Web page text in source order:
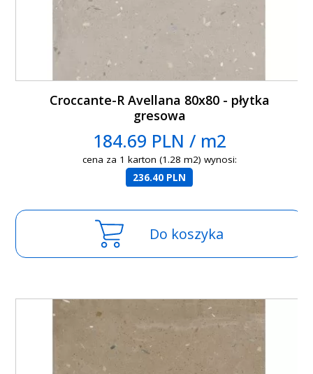
Croccante-R Avellana 80x80 - płytka
gresowa
184.69 PLN / m2
cena za 1 karton (1.28 m2) wynosi:
236.40 PLN
Do koszyka